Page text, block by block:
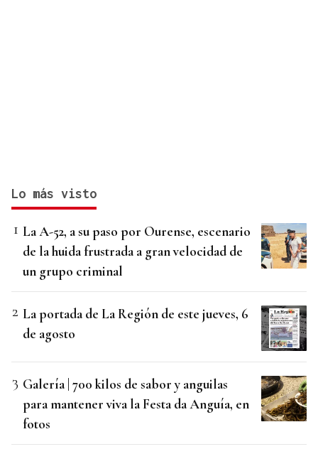
Lo más visto
La A-52, a su paso por Ourense, escenario
de la huida frustrada a gran velocidad de
un grupo criminal
La portada de La Región de este jueves, 6
de agosto
Galería | 700 kilos de sabor y anguilas
para mantener viva la Festa da Anguía, en
fotos